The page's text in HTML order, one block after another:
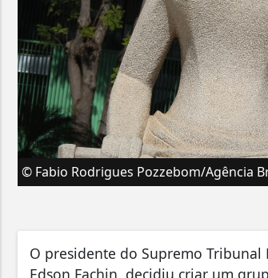
© Fabio Rodrigues Pozzebom/Agência
O presidente do Supremo Tribunal